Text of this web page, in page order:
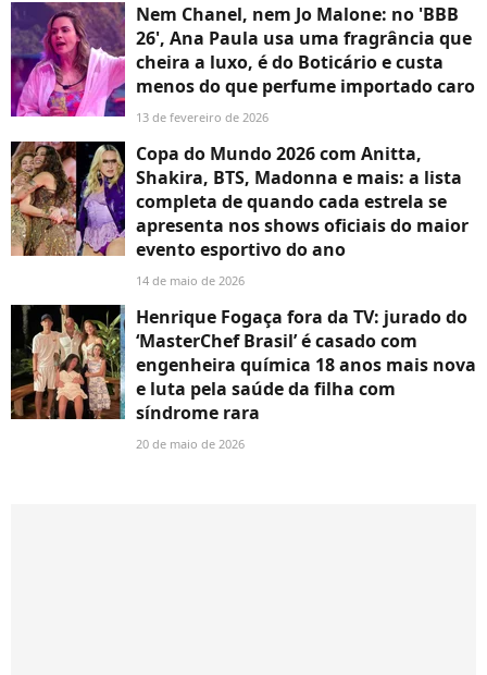
Nem Chanel, nem Jo Malone: no 'BBB
26', Ana Paula usa uma fragrância que
cheira a luxo, é do Boticário e custa
menos do que perfume importado caro
13 de fevereiro de 2026
Copa do Mundo 2026 com Anitta,
Shakira, BTS, Madonna e mais: a lista
completa de quando cada estrela se
apresenta nos shows oficiais do maior
evento esportivo do ano
14 de maio de 2026
Henrique Fogaça fora da TV: jurado do
‘MasterChef Brasil’ é casado com
engenheira química 18 anos mais nova
e luta pela saúde da filha com
síndrome rara
20 de maio de 2026